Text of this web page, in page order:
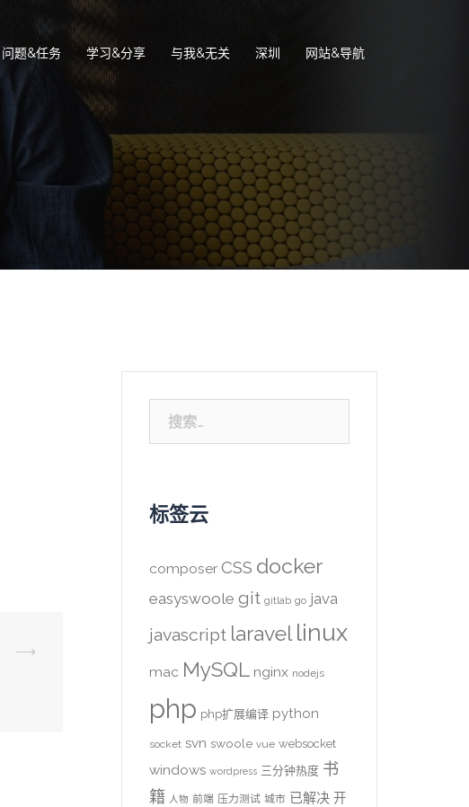
问题&任务 学习&分享 与我&无关 深圳 网站&导航
⟶
索：
标签云
composer CSS docker
easyswoole git gitlab go java
javascript laravel linux
mac MySQL nginx nodejs
php php扩展编译 python
socket svn swoole vue websocket
windows wordpress 三分钟热度 书
籍 人物 前端 压力测试 城市 已解决 开